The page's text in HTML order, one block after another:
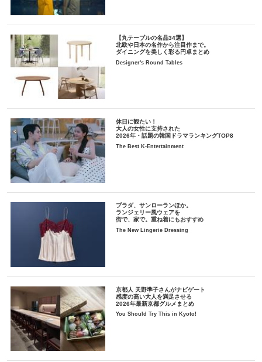
【丸テーブルの名品34選】
北欧や日本の名作から注目作まで。
ダイニングを美しく彩る円卓まとめ
Designer's Round Tables
休日に観たい！
大人の女性に支持された
2026年・話題の韓国ドラマランキングTOP8
The Best K-Entertainment
プラダ、サンローランほか。
ランジェリー風ウェアを
街で、家で。重ね着にもおすすめ
The New Lingerie Dressing
京都人 天野準子さんがナビゲート
感度の高い大人を満足させる
2026年最新京都グルメまとめ
You Should Try This in Kyoto!